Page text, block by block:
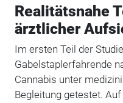
Realitätsnahe
ärztlicher
Im ersten Teil der
Gabelstaplerfahrende
Cannabis unter
Begleitung getestet.